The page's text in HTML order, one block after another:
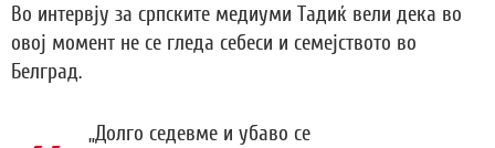
Во интервју за српските медиуми Тадиќ вели дека во
овој момент не се гледа себеси и семејството во
Белград.
„Долго седевме и убаво се